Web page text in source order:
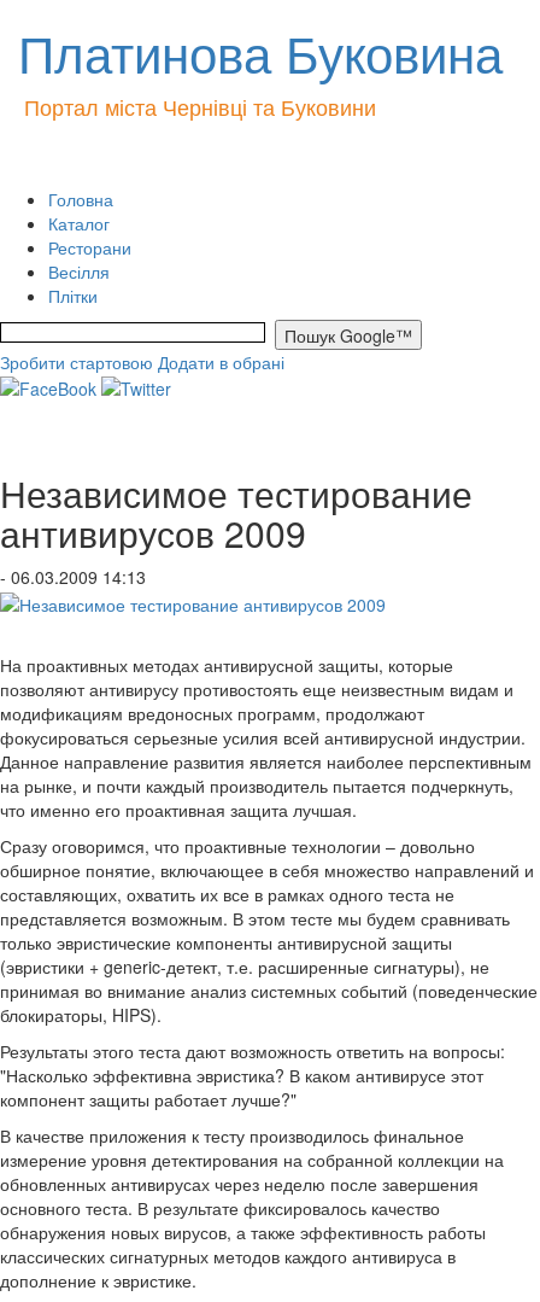
Платинова Буковина
Портал міста Чернівці та Буковини
Головна
Каталог
Ресторани
Весілля
Плітки
Зробити стартовою Додати в обрані
Независимое тестирование
антивирусов 2009
- 06.03.2009 14:13
На проактивных методах антивирусной защиты, которые
позволяют антивирусу противостоять еще неизвестным видам и
модификациям вредоносных программ, продолжают
фокусироваться серьезные усилия всей антивирусной индустрии.
Данное направление развития является наиболее перспективным
на рынке, и почти каждый производитель пытается подчеркнуть,
что именно его проактивная защита лучшая.
Сразу оговоримся, что проактивные технологии – довольно
обширное понятие, включающее в себя множество направлений и
составляющих, охватить их все в рамках одного теста не
представляется возможным. В этом тесте мы будем сравнивать
только эвристические компоненты антивирусной защиты
(эвристики + generic-детект, т.е. расширенные сигнатуры), не
принимая во внимание анализ системных событий (поведенческие
блокираторы, HIPS).
Результаты этого теста дают возможность ответить на вопросы:
"Насколько эффективна эвристика? В каком антивирусе этот
компонент защиты работает лучше?"
В качестве приложения к тесту производилось финальное
измерение уровня детектирования на собранной коллекции на
обновленных антивирусах через неделю после завершения
основного теста. В результате фиксировалось качество
обнаружения новых вирусов, а также эффективность работы
классических сигнатурных методов каждого антивируса в
дополнение к эвристике.